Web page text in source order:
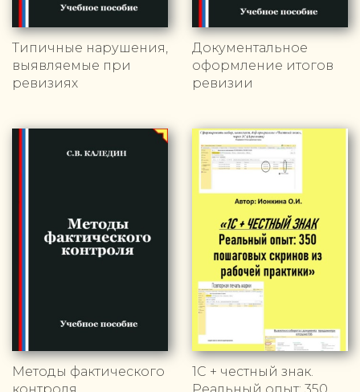
Типичные нарушения,
выявляемые при
ревизиях
Документальное
оформление итогов
ревизии
Методы фактического
1С + честный знак.